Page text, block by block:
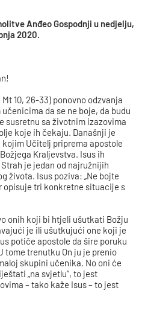
Anđeo Gospodnji u nedjelju,
2020.
10, 26-33) ponovno odzvanja
da se ne boje, da budu
susretnu sa životnim izazovima
koje ih čekaju. Današnji je
Učitelj priprema apostole
Kraljevstva. Isus ih
je jedan od najružnijih
života. Isus poziva: „Ne bojte
opisuje tri konkretne situacije s
onih koji bi htjeli ušutkati Božju
je ili ušutkujući one koji je
potiče apostole da šire poruku
tome trenutku On ju je prenio
skupini učenika. No oni će
„na svjetlu“, to jest
– tako kaže Isus – to jest